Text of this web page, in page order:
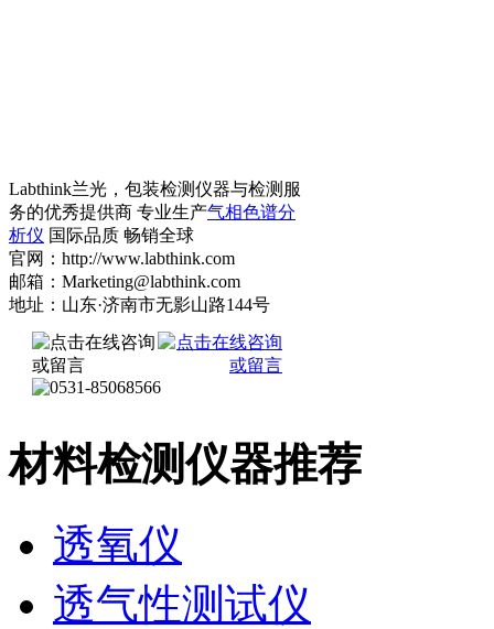
Labthink兰光，包装检测仪器与检测服
务的优秀提供商 专业生产气相色谱分
析仪 国际品质 畅销全球
官网：http://www.labthink.com
邮箱：Marketing@labthink.com
地址：山东·济南市无影山路144号
材料检测仪器推荐
透氧仪
透气性测试仪